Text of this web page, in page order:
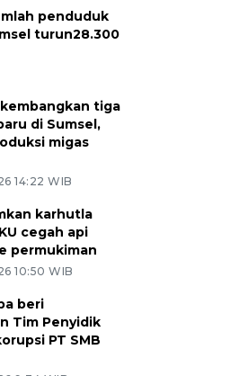
penduduk
turun28.300
kembangkan tiga
di Sumsel,
migas
14:22 WIB
karhutla
cegah api
permukiman
10:50 WIB
beri
Tim Penyidik
PT SMB